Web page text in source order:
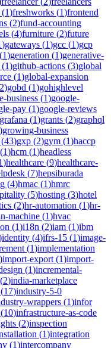
(1)freshworks (1)frontend
(2)fund-accounting
(4)furniture (2)future
)gateways (1)gcc (1)gcp
(1)generation (1)generative-
(1)github-actions (3)global
(1)global-expansion
2)gobd (1)gohighlevel
business (1)google-
pay (1)google-reviews
grafana (1)grants (2)graphql
)growing-business
(43)gxp (2)gym (1)haccp
(1)hcm (1)headless
)healthcare (9)healthcare-
(7)hepsiburada
(4)hmac (1)hmrc
(5)hosting (3)hotel
(2)hr-automation (1)hr-
machine (1)hvac
(1)i18n (2)iam (1)ibm
identity (4)ifrs-15 (1)image-
(1)implementation
)import-export (1)import-
(1)incremental-
(2)india-marketplace
(17)industry-5-0
wrappers (1)infor
(10)infrastructure-as-code
(2)inspection
(1)integration
(1)intercompany